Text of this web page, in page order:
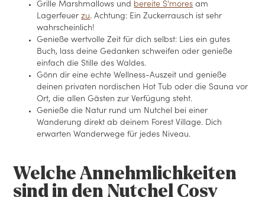
Grille Marshmallows und bereite S'mores am
Lagerfeuerzu. Achtung: Ein Zuckerrausch ist sehr
wahrscheinlich!
Genieße wertvolle Zeit für dich selbst: Lies ein gutes
Buch, lass deine Gedanken schweifen oder genieße
einfach die Stille des Waldes.
Gönn dir eine echte Wellness-Auszeit und genieße
deinen privaten nordischen Hot Tub oder die Sauna vor
Ort, die allen Gästen zur Verfügung steht.
Genieße die Natur rund um Nutchel bei einer
Wanderung direkt ab deinem Forest Village. Dich
erwarten Wanderwege für jedes Niveau.
Welche Annehmlichkeiten
sind in den Nutchel Cosy